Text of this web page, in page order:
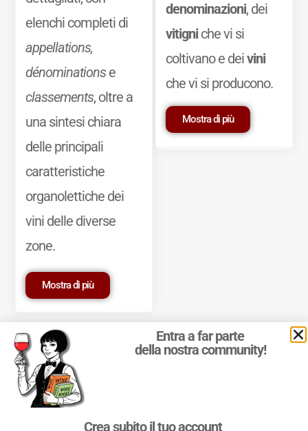
elenchi completi di
appellations,
dénominationse
classements, oltre a
una sintesi chiara
delle principali
caratteristiche
organolettiche dei
vini delle diverse
zone.
Mostra di più
denominazioni, dei
vitigniche vi si
coltivano e deivini
che vi si producono.
Mostra di più
Marchio Reg. | P.IVA 03921390245
Entra a far parte
della nostra community!
Crea subito il tuo account